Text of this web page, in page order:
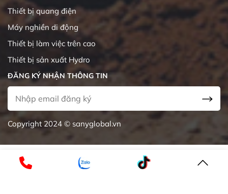
Thiết bị quang điện
Máy nghiền di động
Thiết bị làm việc trên cao
Thiết bị sản xuất Hydro
ĐĂNG KÝ NHẬN THÔNG TIN
Copyright 2024 © sanyglobal.vn